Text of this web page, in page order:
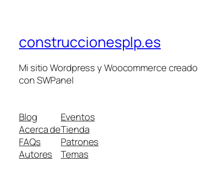
construccionesplp.es
Mi sitio Wordpress y Woocommerce creado
con SWPanel
Blog
Acerca de
FAQs
Autores
Eventos
Tienda
Patrones
Temas